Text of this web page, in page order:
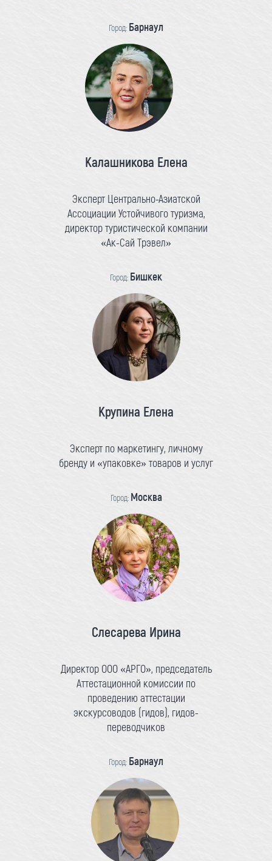
Город: Барнаул
Калашникова Елена
Эксперт Центрально-Азиатской
Ассоциации Устойчивого туризма,
директор туристической компании
«Ак-Сай Трэвел»
Город: Бишкек
Крупина Елена
Эксперт по маркетингу, личному
бренду и «упаковке» товаров и услуг
Город: Москва
Слесарева Ирина
Директор ООО «АРГО», председатель
Аттестационной комиссии по
проведению аттестации
экскурсоводов (гидов), гидов-
переводчиков
Город: Барнаул